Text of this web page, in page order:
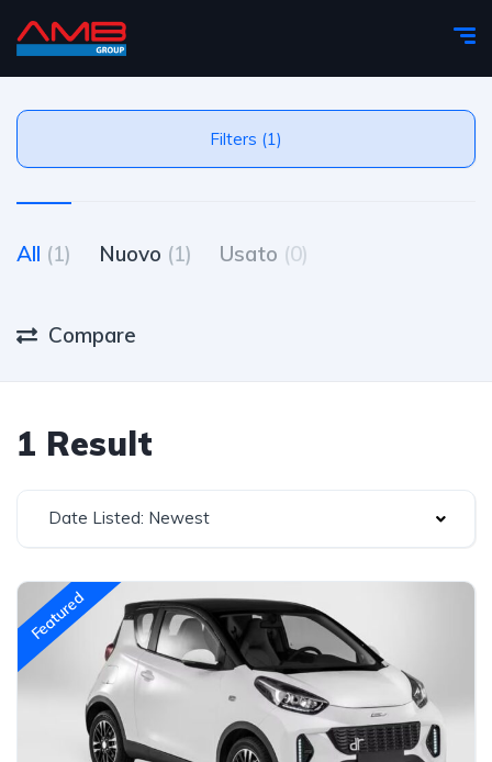
Filters (1)
All (1) Nuovo (1) Usato (0)
Compare
1 Result
Date Listed: Newest
Featured